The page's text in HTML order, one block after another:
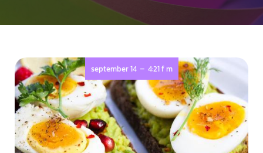
september 14 - 4:21 f m